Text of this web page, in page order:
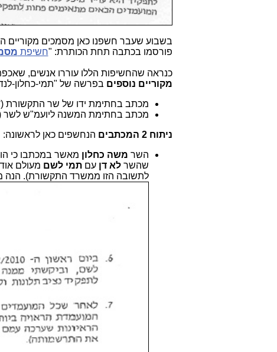
בשבוע שעבר חשפנו כאן מסמכים מקוריים
פורסמו בכתבה תחת הכותרת: "חשיפת
כנראה שהחשיפות הללו עוררו אנשים,
מקוריים נוספים בפרשה של "תמי-כחלון-
מכתב בחתימת ידו של שר התקשורת
מכתב בחתימת המשנה ליועמ"ש לשר
ניתוח 2 המכתבים
הנחשפים כאן לראשונה:
השר משה כחלון מאשר במכתבו כי
שהשרלא דן עםתמי לשם מעולם
לתשובה הזו ממשרד התקשורת). הנה